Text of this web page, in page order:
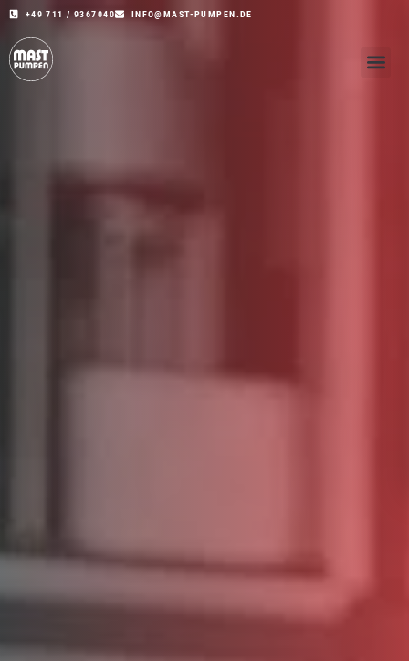
+49 711 / 9367040 INFO@MAST-PUMPEN.DE